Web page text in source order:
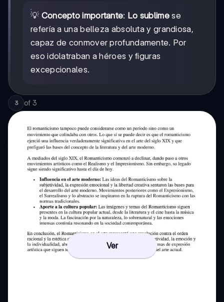
💡 Concepto importante: Lo sublimese
refería a una belleza absoluta y grandiosa,
capaz de conmover profundamente. Por
eso idolatraban a héroes y figuras
excepcionales.
3 of 3
Ver